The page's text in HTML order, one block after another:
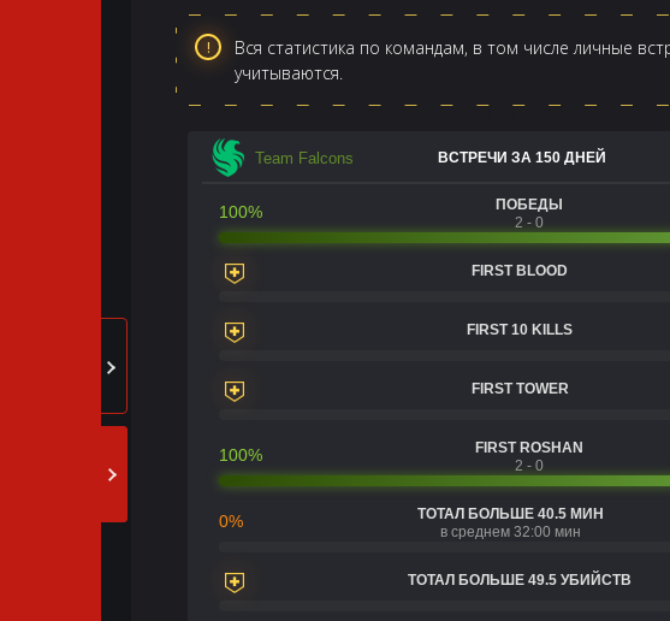
Вся статистика по командам, в том числе личные
учитываются.
Team Falcons ВСТРЕЧИ ЗА 150 ДНЕЙ
100%
ПОБЕДЫ
2 - 0
FIRST BLOOD
FIRST 10 KILLS
FIRST TOWER
100%
FIRST ROSHAN
2 - 0
0%
ТОТАЛ БОЛЬШЕ 40.5 МИН
в среднем 32:00 мин
ТОТАЛ БОЛЬШЕ 49.5 УБИЙСТВ